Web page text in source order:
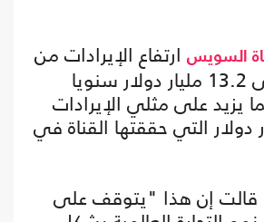
السويس ارتفاع الإيرادات من
مرور السفن إلى 13.2 مليار دولار سنويا
2023، بما يزيد على مثلي الإيرادات
5.4 مليار دولار التي حققتها القناة في
قالت إن هذا "يتوقف على